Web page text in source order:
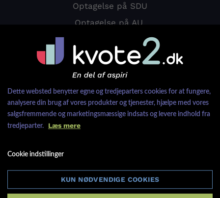
Optagelse på SDU
Optagelse på AU
Uni-info
Det store overblik
Frister og vigtige datoer
KU info
Kom i gang
Dette websted benytter egne og tredjeparters cookies for at fungere,
analysere din brug af vores produkter og tjenester, hjælpe med vores
salgsfremmende og marketingsmæssige indsats og levere indhold fra
tredjeparter. Læs mere
Cookie indstillinger
KUN NØDVENDIGE COOKIES